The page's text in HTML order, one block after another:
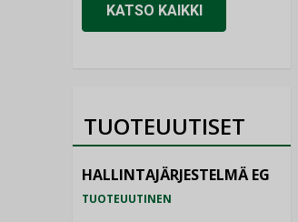
KATSO KAIKKI
TUOTEUUTISET
HALLINTAJÄRJESTELMÄ EG
TUOTEUUTINEN